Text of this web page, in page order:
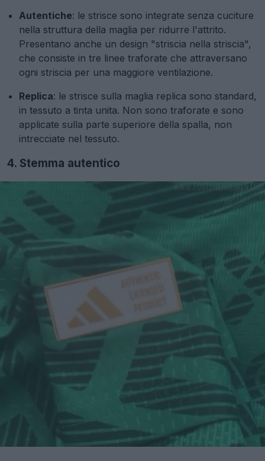
Autentiche: le strisce sono integrate senza cuciture
nella struttura della maglia per ridurre l'attrito.
Presentano anche un design "striscia nella striscia",
che consiste in tre linee traforate che attraversano
ogni striscia per una maggiore ventilazione.
Replica: le strisce sulla maglia replica sono standard,
in tessuto a tinta unita. Non sono traforate e sono
applicate sulla parte superiore della spalla, non
intrecciate nel tessuto.
4. Stemma autentico